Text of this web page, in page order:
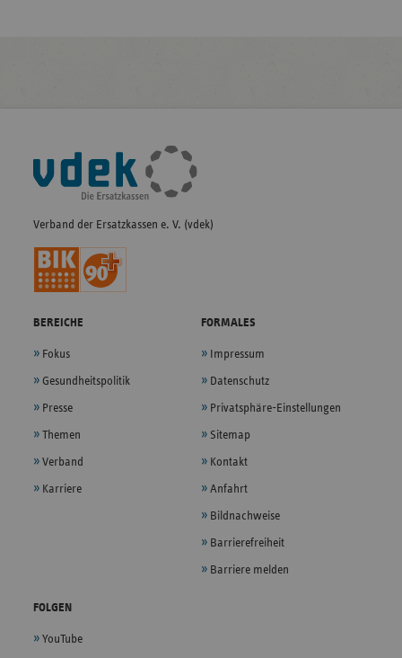
Fußleisten-
Navigation
Verband der Ersatzkassen e. V. (vdek)
BEREICHE
Fokus
Gesundheitspolitik
Presse
Themen
Verband
Karriere
FORMALES
Impressum
Datenschutz
Privatsphäre-Einstellungen
Sitemap
Kontakt
Anfahrt
Bildnachweise
Barrierefreiheit
Barriere melden
FOLGEN
YouTube